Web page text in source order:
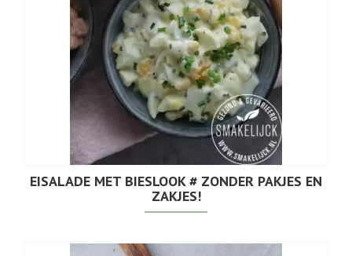
EISALADE MET BIESLOOK # ZONDER PAKJES EN
ZAKJES!